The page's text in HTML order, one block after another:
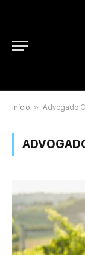
Início » Advogado